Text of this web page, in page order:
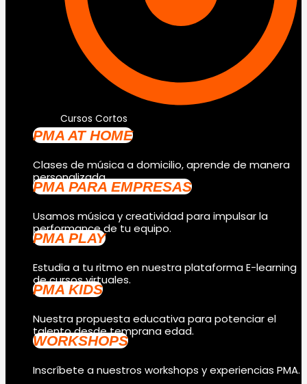
Cursos Cortos
PMA AT HOME
Clases de música a domicilio, aprende de manera
personalizada.
PMA PARA EMPRESAS
Usamos música y creatividad para impulsar la
performance de tu equipo.
PMA PLAY
Estudia a tu ritmo en nuestra plataforma E-learning
de cursos virtuales.
PMA KIDS
Nuestra propuesta educativa para potenciar el
talento desde temprana edad.
WORKSHOPS
Inscríbete a nuestros workshops y experiencias PMA.